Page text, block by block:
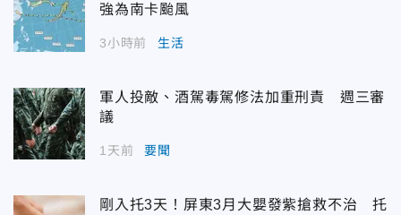
強為南卡颱風
3小時前 生活
軍人投敵、酒駕毒駕修法加重刑責 週三審
議
1天前 要聞
剛入托3天！屏東3月大嬰發紫搶救不治 托